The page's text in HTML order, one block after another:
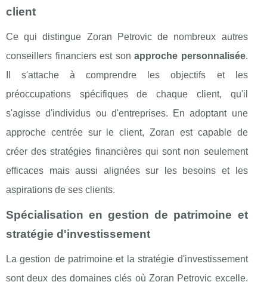
client
Ce qui distingue Zoran Petrovic de nombreux autres
conseillers financiers est sonapproche personnalisée.
Il s'attache à comprendre les objectifs et les
préoccupations spécifiques de chaque client, qu'il
s'agisse d'individus ou d'entreprises. En adoptant une
approche centrée sur le client, Zoran est capable de
créer des stratégies financières qui sont non seulement
efficaces mais aussi alignées sur les besoins et les
aspirations de ses clients.
Spécialisation en gestion de patrimoine et
stratégie d'investissement
La gestion de patrimoine et la stratégie d'investissement
sont deux des domaines clés où Zoran Petrovic excelle.